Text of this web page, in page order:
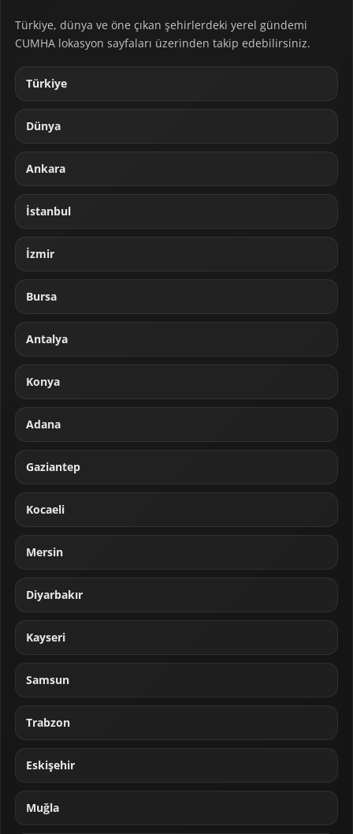
Türkiye, dünya ve öne çıkan şehirlerdeki yerel gündemi
CUMHA lokasyon sayfaları üzerinden takip edebilirsiniz.
Türkiye
Dünya
Ankara
İstanbul
İzmir
Bursa
Antalya
Konya
Adana
Gaziantep
Kocaeli
Mersin
Diyarbakır
Kayseri
Samsun
Trabzon
Eskişehir
Muğla